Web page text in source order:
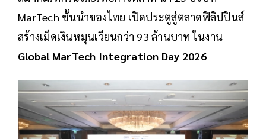
MarTech ชั้นนำของไทย เปิดประตูสู่ตลาดฟิลิปปินส์
สร้างเม็ดเงินหมุนเวียนกว่า 93 ล้านบาท ในงาน
Global MarTech Integration Day 2026